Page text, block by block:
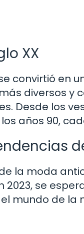
XX
convirtió en
diversos
Desde los
años 90,
la moda
2023, se
mundo de la